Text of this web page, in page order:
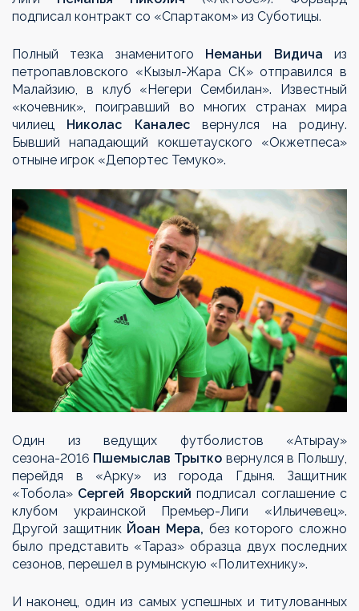
подписал контракт со «Спартаком» из Суботицы.
Полный тезка знаменитого Неманьи Видича из
петропавловского «Кызыл-Жара СК» отправился в
Малайзию, в клуб «Негери Сембилан».
Известный
«кочевник», поигравший во многих странах мира
чилиец Николас Каналесвернулся на родину.
Бывший нападающий кокшетауского «Окжетпеса»
отныне игрок «Депортес Темуко».
Один из ведущих футболистов «Атырау»
сезона-2016 Пшемыслав Трытко вернулся в Польшу,
перейдя в «Арку» из города Гдыня. Защитник
«Тобола» Сергей Яворскийподписал соглашение с
клубом украинской Премьер-Лиги «Ильичевец».
Другой защитник Йоан Мера, без которого сложно
было представить «Тараз» образца двух последних
сезонов, перешел в румынскую «Политехнику».
И наконец, один из самых успешных и титулованных